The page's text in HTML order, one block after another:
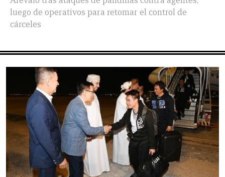
luego de operativos para retomar el control de
cárceles